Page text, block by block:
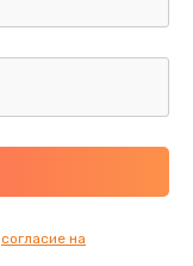
согласие на